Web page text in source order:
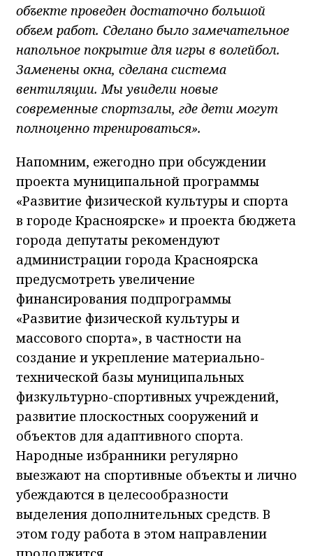
объекте проведен достаточно большой
объем работ. Сделано было замечательное
напольное покрытие для игры в волейбол.
Заменены окна, сделана система
вентиляции. Мы увидели новые
современные спортзалы, где дети могут
полноценно тренироваться».
Напомним, ежегодно при обсуждении
проекта муниципальной программы
«Развитие физической культуры и спорта
в городе Красноярске» и проекта бюджета
города депутаты рекомендуют
администрации города Красноярска
предусмотреть увеличение
финансирования подпрограммы
«Развитие физической культуры и
массового спорта», в частности на
создание и укрепление материально-
технической базы муниципальных
физкультурно-спортивных учреждений,
развитие плоскостных сооружений и
объектов для адаптивного спорта.
Народные избранники регулярно
выезжают на спортивные объекты и лично
убеждаются в целесообразности
выделения дополнительных средств. В
этом году работа в этом направлении